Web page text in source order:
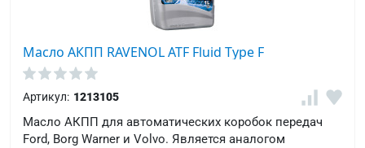
Масло АКПП RAVENOL ATF Fluid Type F
Артикул: 1213105
Масло АКПП для автоматических коробок передач
Ford, Borg Warner и Volvo. Является аналогом